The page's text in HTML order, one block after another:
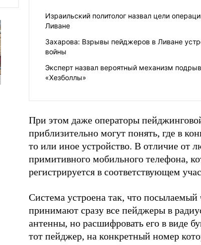
Израильский политолог назвал цели
Ливане
Захарова: Взрывы пейджеров в Ливане
войны
Эксперт назвал вероятный механизм
«Хезболлы»
При этом даже операторы
приблизительно могут понять, где в
то или иное устройство. В отличие от
примитивного мобильного телефона,
регистрируется в соответствующем
Система устроена так, что посылаемый
принимают сразу все пейджеры в
антенны, но расшифровать его в виде
тот пейджер, на конкретный номер